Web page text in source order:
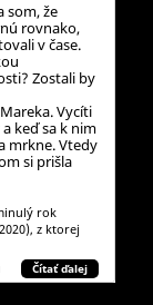
som, že
rovnako,
v čase.
Zostali by
Vycíti
keď sa k nim
mrkne. Vtedy
si prišla
rok
z ktorej
Čítať ďalej